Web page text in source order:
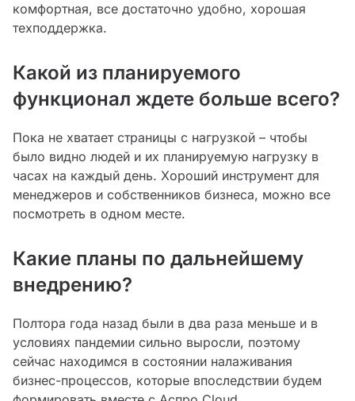
комфортная, все достаточно удобно, хорошая
техподдержка.
Какой из планируемого
функционал ждете больше всего?
Пока не хватает страницы с нагрузкой – чтобы
было видно людей и их планируемую нагрузку в
часах на каждый день. Хороший инструмент для
менеджеров и собственников бизнеса, можно все
посмотреть в одном месте.
Какие планы по дальнейшему
внедрению?
Полтора года назад были в два раза меньше и в
условиях пандемии сильно выросли, поэтому
сейчас находимся в состоянии налаживания
бизнес-процессов, которые впоследствии будем